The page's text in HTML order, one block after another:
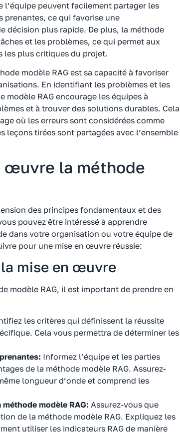
l’équipe peuvent facilement partager les
prenantes, ce qui favorise une
décision plus rapide. De plus, la méthode
et les problèmes, ce qui permet aux
les plus critiques du projet.
modèle RAG est sa capacité à favoriser
En identifiant les problèmes et les
modèle RAG encourage les équipes à
et à trouver des solutions durables. Cela
où les erreurs sont considérées comme
leçons tirées sont partagées avec l’ensemble
œuvre la méthode
des principes fondamentaux et des
pouvez être intéressé à apprendre
dans votre organisation ou votre équipe de
pour une mise en œuvre réussie:
mise en œuvre
modèle RAG, il est important de prendre en
les critères qui définissent la réussite
Cela vous permettra de déterminer les
Informez l’équipe et les parties
de la méthode modèle RAG. Assurez-
longueur d’onde et comprend les
modèle RAG: Assurez-vous que
de la méthode modèle RAG. Expliquez les
utiliser les indicateurs RAG de manière